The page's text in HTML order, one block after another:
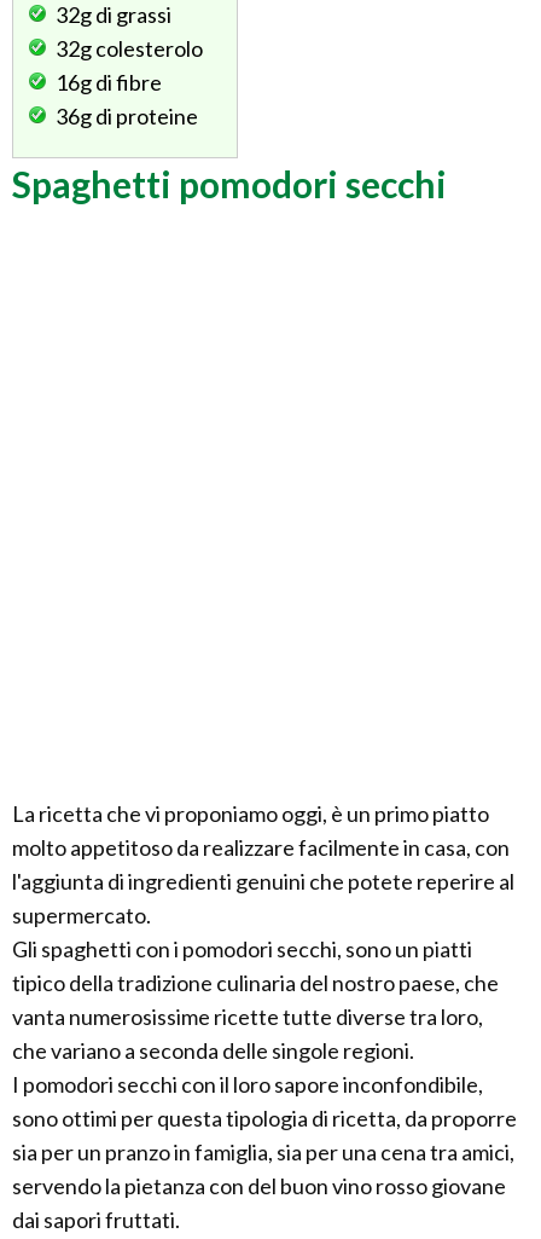
32gdi grassi
32gcolesterolo
16gdi fibre
36gdi proteine
Spaghetti pomodori secchi
La ricetta che vi proponiamo oggi, è un primo piatto
molto appetitoso da realizzare facilmente in casa, con
l'aggiunta di ingredienti genuini che potete reperire al
supermercato.
Gli spaghetti con i pomodori secchi, sono un piatti
tipico della tradizione culinaria del nostro paese, che
vanta numerosissime ricette tutte diverse tra loro,
che variano a seconda delle singole regioni.
I pomodori secchi con il loro sapore inconfondibile,
sono ottimi per questa tipologia di ricetta, da proporre
sia per un pranzo in famiglia, sia per una cena tra amici,
servendo la pietanza con del buon vino rosso giovane
dai sapori fruttati.